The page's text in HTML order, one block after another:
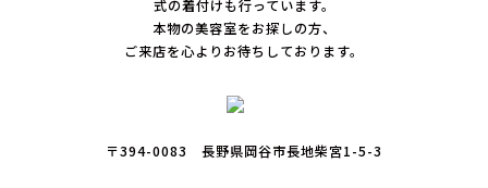
式の着付けも行っています。
本物の美容室をお探しの方、
ご来店を心よりお待ちしております。
〒394-0083 長野県岡谷市長地柴宮1-5-3